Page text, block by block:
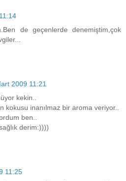
de geçenlerde denemiştim,çok
2009 11:21
kekin..
kokusu inanılmaz bir aroma veriyor..
ben..
derim:))))
11:25